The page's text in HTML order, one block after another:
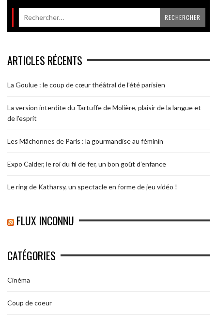
ARTICLES RÉCENTS
La Goulue : le coup de cœur théâtral de l’été parisien
La version interdite du Tartuffe de Molière, plaisir de la langue et
de l’esprit
Les Mâchonnes de Paris : la gourmandise au féminin
Expo Calder, le roi du fil de fer, un bon goût d’enfance
Le ring de Katharsy, un spectacle en forme de jeu vidéo !
FLUX INCONNU
CATÉGORIES
Cinéma
Coup de coeur